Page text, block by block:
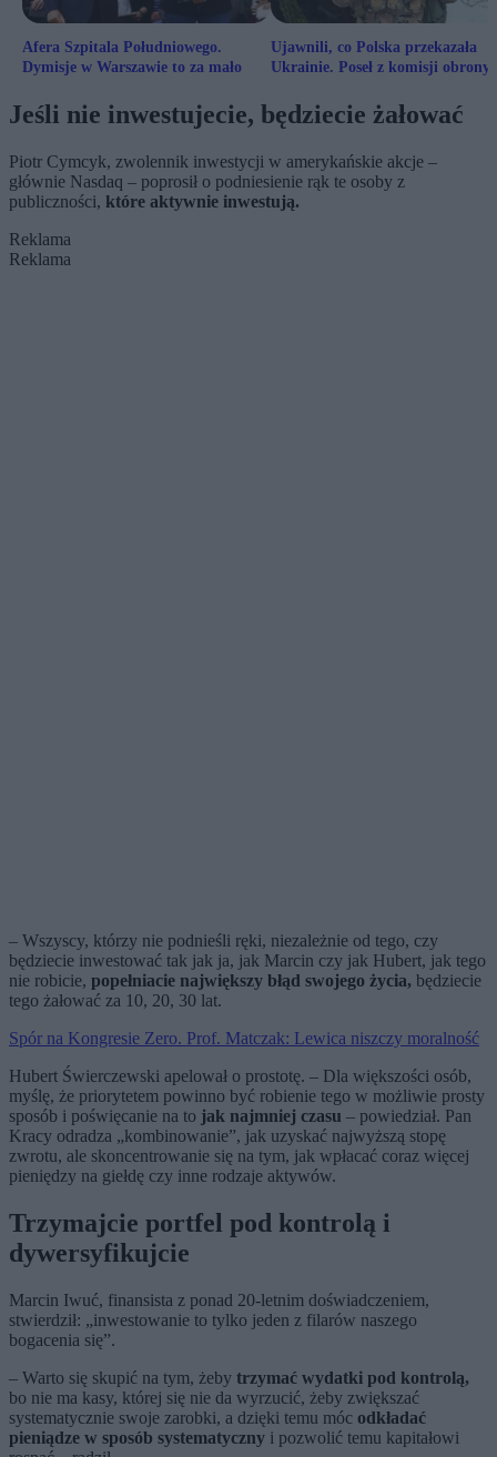
Afera Szpitala Południowego.
Dymisje w Warszawie to za mało
Ujawnili, co Polska przekazała
Ukrainie. Poseł z komisji obrony:
Jeśli nie inwestujecie, będziecie żałować
Piotr Cymcyk, zwolennik inwestycji w amerykańskie akcje –
głównie Nasdaq – poprosił o podniesienie rąk te osoby z
publiczności, które aktywnie inwestują.
Reklama
Reklama
– Wszyscy, którzy nie podnieśli ręki, niezależnie od tego, czy
będziecie inwestować tak jak ja, jak Marcin czy jak Hubert, jak tego
nie robicie, popełniacie największy błąd swojego życia, będziecie
tego żałować za 10, 20, 30 lat.
Spór na Kongresie Zero. Prof. Matczak: Lewica niszczy moralność
Hubert Świerczewski apelował o prostotę. – Dla większości osób,
myślę, że priorytetem powinno być robienie tego w możliwie prosty
sposób i poświęcanie na to jak najmniej czasu – powiedział. Pan
Kracy odradza „kombinowanie”, jak uzyskać najwyższą stopę
zwrotu, ale skoncentrowanie się na tym, jak wpłacać coraz więcej
pieniędzy na giełdę czy inne rodzaje aktywów.
Trzymajcie portfel pod kontrolą i
dywersyfikujcie
Marcin Iwuć, finansista z ponad 20-letnim doświadczeniem,
stwierdził: „inwestowanie to tylko jeden z filarów naszego
bogacenia się”.
– Warto się skupić na tym, żeby trzymać wydatki pod kontrolą,
bo nie ma kasy, której się nie da wyrzucić, żeby zwiększać
systematycznie swoje zarobki, a dzięki temu móc odkładać
pieniądze w sposób systematyczny i pozwolić temu kapitałowi